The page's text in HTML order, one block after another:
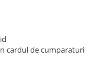
cardul de cumparaturi